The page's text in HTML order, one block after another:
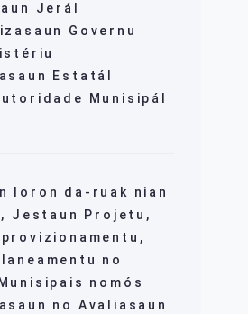
Jerál
Governu
Estatál
Munisipál
loron da-ruak nian
Jestaun Projetu,
no
nomós
no Avaliasaun